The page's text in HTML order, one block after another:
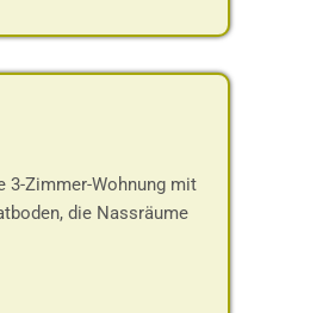
3-Zimmer-Wohnung mit
die Nassräume